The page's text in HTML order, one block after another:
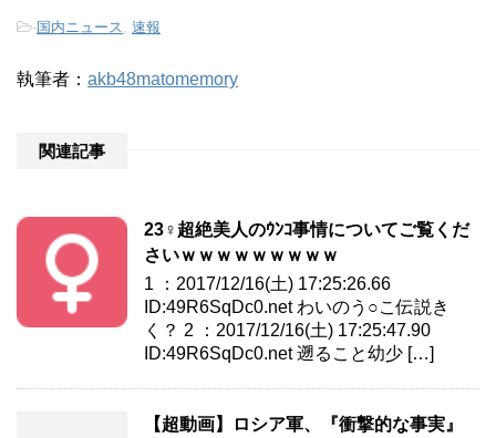
-国内ニュース 速報
執筆者： akb48matomemory
関連記事
23♀超絶美人のｳﾝｺ事情についてご覧くだ
さいｗｗｗｗｗｗｗｗｗ
1 ：2017/12/16(土) 17:25:26.66
ID:49R6SqDc0.net わいのう○こ伝説き
く？ 2 ：2017/12/16(土) 17:25:47.90
ID:49R6SqDc0.net 遡ること幼少 […]
【超動画】ロシア軍、『衝撃的な事実』